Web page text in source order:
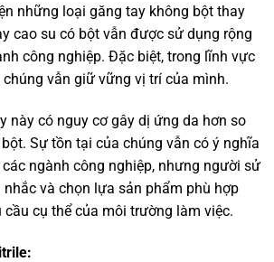
những loại găng tay không bột thay
cao su có bột vẫn được sử dụng rộng
công nghiệp. Đặc biệt, trong lĩnh vực
vẫn giữ vững vị trí của mình.
này có nguy cơ gây dị ứng da hơn so
Sự tồn tại của chúng vẫn có ý nghĩa
ngành công nghiệp, nhưng người sử
và chọn lựa sản phẩm phù hợp
cầu cụ thể của môi trường làm việc.